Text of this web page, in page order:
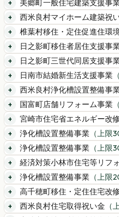
美郷町一般住宅建築支援事
西米良村マイホーム建築祝
椎葉村移住・定住促進住環
日之影町移住者居住支援事
日之影町三世代同居支援事
日南市結婚新生活支援事業
西米良村浄化槽設置整備事
国富町店舗リフォーム事業
宮崎市住宅省エネルギー改
浄化槽設置整備事業 （上限
浄化槽設置整備事業 （上限
経済対策小林市住宅等リフ
浄化槽設置整備事業 （上限
高千穂町移住・定住住宅改
西米良村住宅取得祝い金 （